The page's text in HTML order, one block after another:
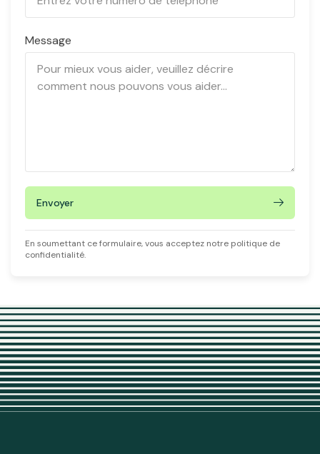
Message
Envoyer
En soumettant ce formulaire, vous acceptez notre politique de
confidentialité.